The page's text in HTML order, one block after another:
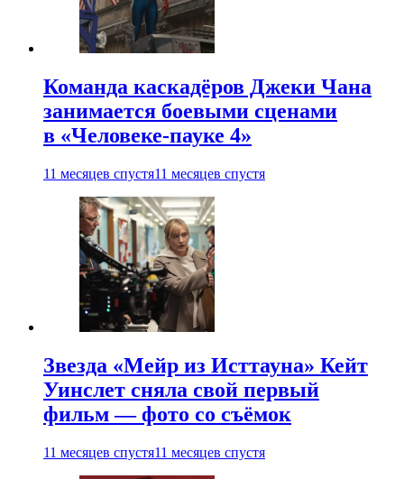
Команда каскадёров Джеки Чана
занимается боевыми сценами
в «Человеке-пауке 4»
11 месяцев спустя11 месяцев спустя
Звезда «Мейр из Исттауна» Кейт
Уинслет сняла свой первый
фильм — фото со съёмок
11 месяцев спустя11 месяцев спустя